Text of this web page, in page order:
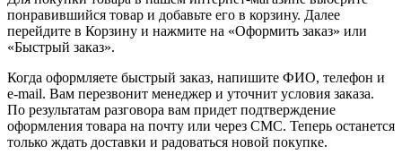
понравившийся товар и добавьте его в корзину. Далее
перейдите в Корзину и нажмите на «Оформить заказ» или
«Быстрый заказ».
Когда оформляете быстрый заказ, напишите ФИО, телефон и
e-mail. Вам перезвонит менеджер и уточнит условия заказа.
По результатам разговора вам придет подтверждение
оформления товара на почту или через СМС. Теперь останется
только ждать доставки и радоваться новой покупке.